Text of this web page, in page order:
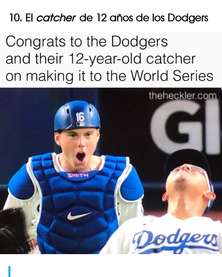
10. El catcherde 12 años de los Dodgers